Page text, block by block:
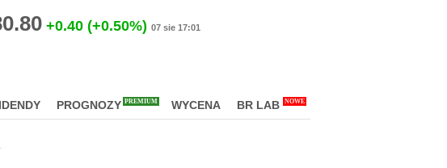
+0.40 (+0.50%) 07 sie 17:01
PROGNOZY PREMIUM WYCENA BR LAB NOWE